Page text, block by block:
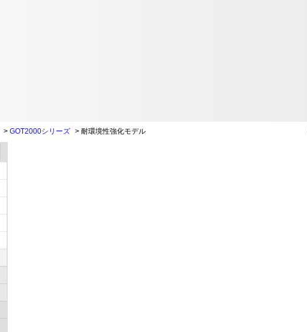
> GOT2000シリーズ > 耐環境性強化モデル